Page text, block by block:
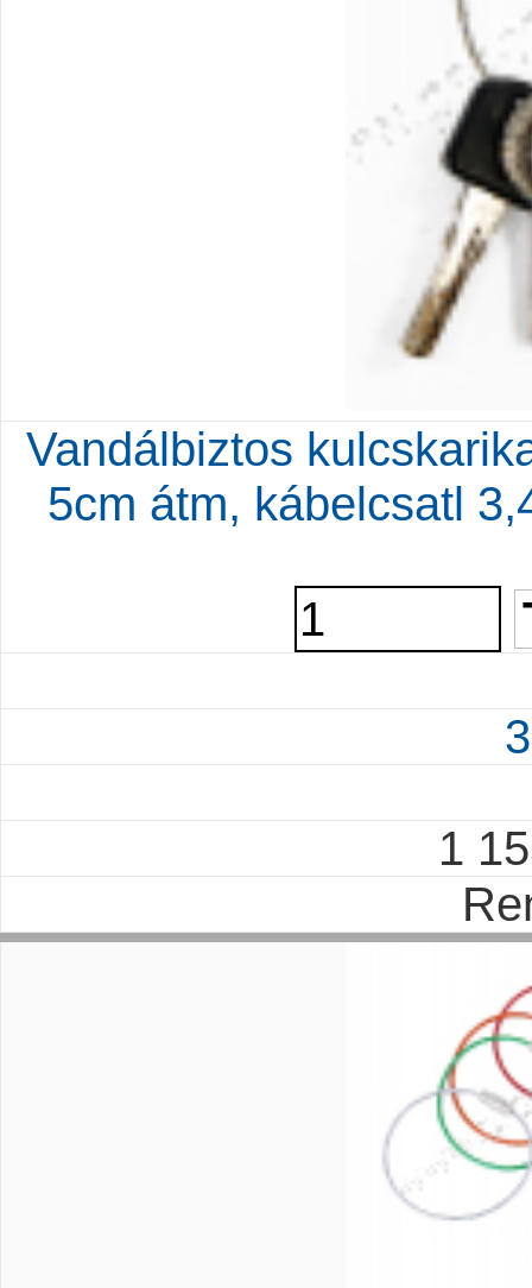
Vandálbiztos
5cm átm, kábelcsatl
1